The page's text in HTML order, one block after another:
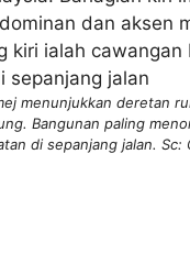
menunjukkan deretan
Bangunan paling
di sepanjang jalan.